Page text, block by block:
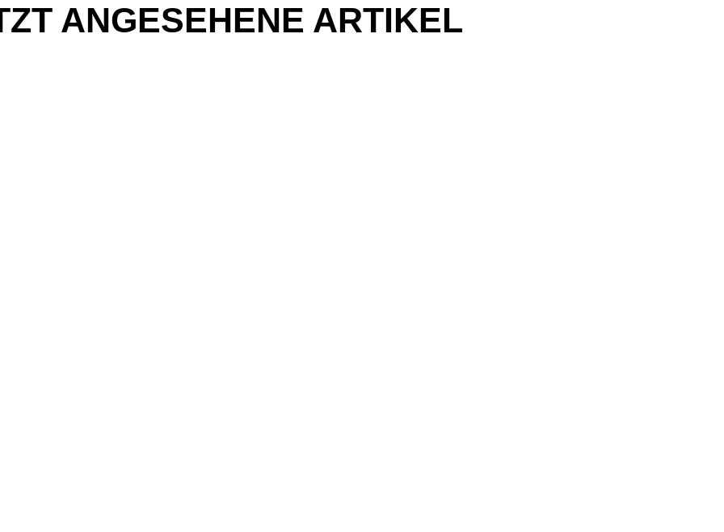
ANGESEHENE ARTIKEL